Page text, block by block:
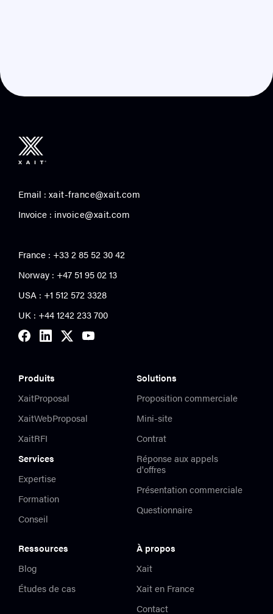
Email : xait-france@xait.com
Invoice : invoice@xait.com
France : +33 2 85 52 30 42
Norway : +47 51 95 02 13
USA : +1 512 572 3328
UK : +44 1242 233 700
Produits
XaitProposal
XaitWebProposal
XaitRFI
Services
Expertise
Formation
Conseil
Solutions
Proposition commerciale
Mini-site
Contrat
Réponse aux appels
d'offres
Présentation commerciale
Questionnaire
Ressources
Blog
Études de cas
À propos
Xait
Xait en France
Contact